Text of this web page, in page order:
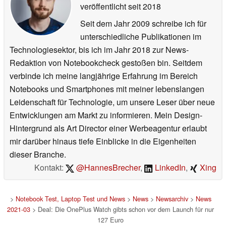
veröffentlichtseit 2018
Seit dem Jahr 2009 schreibe ich für
unterschiedliche Publikationen im
Technologiesektor, bis ich im Jahr 2018 zur News-
Redaktion von Notebookcheck gestoßen bin. Seitdem
verbinde ich meine langjährige Erfahrung im Bereich
Notebooks und Smartphones mit meiner lebenslangen
Leidenschaft für Technologie, um unsere Leser über neue
Entwicklungen am Markt zu informieren. Mein Design-
Hintergrund als Art Director einer Werbeagentur erlaubt
mir darüber hinaus tiefe Einblicke in die Eigenheiten
dieser Branche.
Kontakt:
@HannesBrecher, LinkedIn, Xing
> Notebook Test, Laptop Test und News> News> Newsarchiv> News
2021-03 > Deal: Die OnePlus Watch gibts schon vor dem Launch für nur
127 Euro